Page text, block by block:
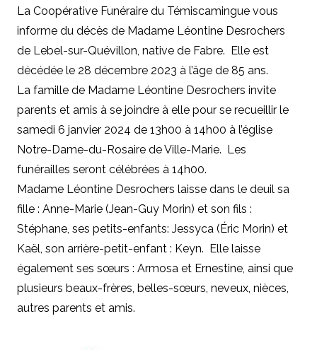
La Coopérative Funéraire du Témiscamingue vous
informe du décès de Madame Léontine Desrochers
de Lebel-sur-Quévillon, native de Fabre. Elle est
décédée le 28 décembre 2023 à l’âge de 85 ans.
La famille de Madame Léontine Desrochers invite
parents et amis à se joindre à elle pour se recueillir le
samedi 6 janvier 2024 de 13h00 à 14h00 à l’église
Notre-Dame-du-Rosaire de Ville-Marie. Les
funérailles seront célébrées à 14h00.
Madame Léontine Desrochers laisse dans le deuil sa
fille : Anne-Marie (Jean-Guy Morin) et son fils :
Stéphane, ses petits-enfants: Jessyca (Éric Morin) et
Kaël, son arrière-petit-enfant : Keyn. Elle laisse
également ses sœurs : Armosa et Ernestine, ainsi que
plusieurs beaux-frères, belles-sœurs, neveux, nièces,
autres parents et amis.